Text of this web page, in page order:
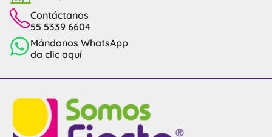
Contáctanos
55 5339 6604
Mándanos WhatsApp
da clic aquí